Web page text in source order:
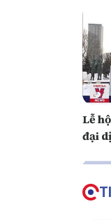
Lễ
đại